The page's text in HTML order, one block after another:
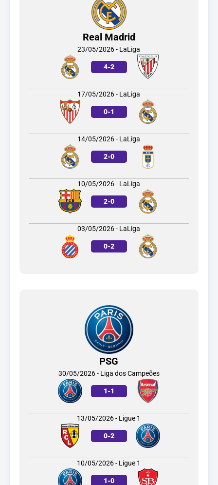
Real Madrid
23/05/2026 - LaLiga
4-2
17/05/2026 - LaLiga
0-1
14/05/2026 - LaLiga
2-0
10/05/2026 - LaLiga
2-0
03/05/2026 - LaLiga
0-2
PSG
30/05/2026 - Liga dos Campeões
1-1
13/05/2026 - Ligue 1
0-2
10/05/2026 - Ligue 1
1-0